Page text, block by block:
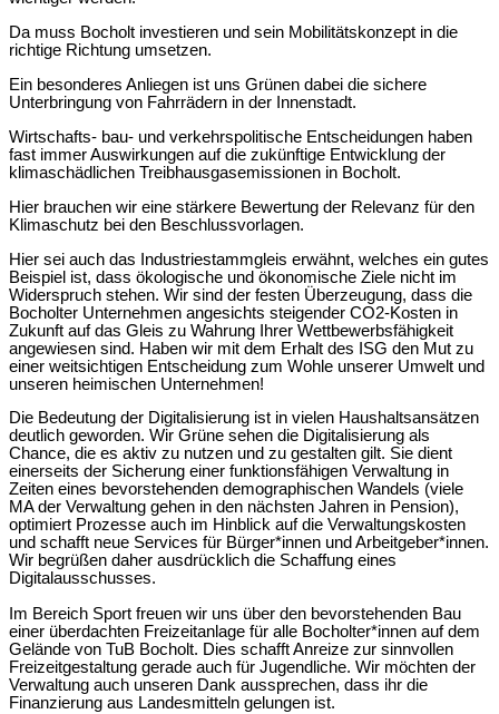
Da muss Bocholt investieren und sein Mobilitätskonzept in die
richtige Richtung umsetzen.
Ein besonderes Anliegen ist uns Grünen dabei die sichere
Unterbringung von Fahrrädern in der Innenstadt.
Wirtschafts- bau- und verkehrspolitische Entscheidungen haben
fast immer Auswirkungen auf die zukünftige Entwicklung der
klimaschädlichen Treibhausgasemissionen in Bocholt.
Hier brauchen wir eine stärkere Bewertung der Relevanz für den
Klimaschutz bei den Beschlussvorlagen.
Hier sei auch das Industriestammgleis erwähnt, welches ein gutes
Beispiel ist, dass ökologische und ökonomische Ziele nicht im
Widerspruch stehen. Wir sind der festen Überzeugung, dass die
Bocholter Unternehmen angesichts steigender CO2-Kosten in
Zukunft auf das Gleis zu Wahrung Ihrer Wettbewerbsfähigkeit
angewiesen sind. Haben wir mit dem Erhalt des ISG den Mut zu
einer weitsichtigen Entscheidung zum Wohle unserer Umwelt und
unseren heimischen Unternehmen!
Die Bedeutung der Digitalisierung ist in vielen Haushaltsansätzen
deutlich geworden. Wir Grüne sehen die Digitalisierung als
Chance, die es aktiv zu nutzen und zu gestalten gilt. Sie dient
einerseits der Sicherung einer funktionsfähigen Verwaltung in
Zeiten eines bevorstehenden demographischen Wandels (viele
MA der Verwaltung gehen in den nächsten Jahren in Pension),
optimiert Prozesse auch im Hinblick auf die Verwaltungskosten
und schafft neue Services für Bürger*innen und Arbeitgeber*innen.
Wir begrüßen daher ausdrücklich die Schaffung eines
Digitalausschusses.
Im Bereich Sport freuen wir uns über den bevorstehenden Bau
einer überdachten Freizeitanlage für alle Bocholter*innen auf dem
Gelände von TuB Bocholt. Dies schafft Anreize zur sinnvollen
Freizeitgestaltung gerade auch für Jugendliche. Wir möchten der
Verwaltung auch unseren Dank aussprechen, dass ihr die
Finanzierung aus Landesmitteln gelungen ist.